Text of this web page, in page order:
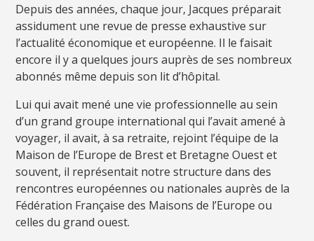
Depuis des années, chaque jour, Jacques préparait
assidument une revue de presse exhaustive sur
l’actualité économique et européenne. Il le faisait
encore il y a quelques jours auprès de ses nombreux
abonnés même depuis son lit d’hôpital.
Lui qui avait mené une vie professionnelle au sein
d’un grand groupe international qui l’avait amené à
voyager, il avait, à sa retraite, rejoint l’équipe de la
Maison de l’Europe de Brest et Bretagne Ouest et
souvent, il représentait notre structure dans des
rencontres européennes ou nationales auprès de la
Fédération Française des Maisons de l’Europe ou
celles du grand ouest.